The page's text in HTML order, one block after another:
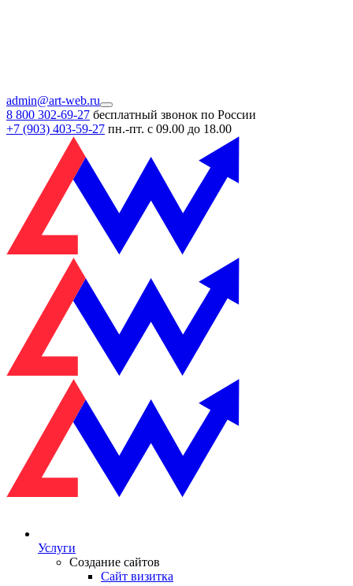
admin@art-web.ru
8 800 302-69-27 бесплатный звонок по России
+7 (903) 403-59-27 пн.-пт. с 09.00 до 18.00
Услуги
Создание сайтов
Сайт визитка